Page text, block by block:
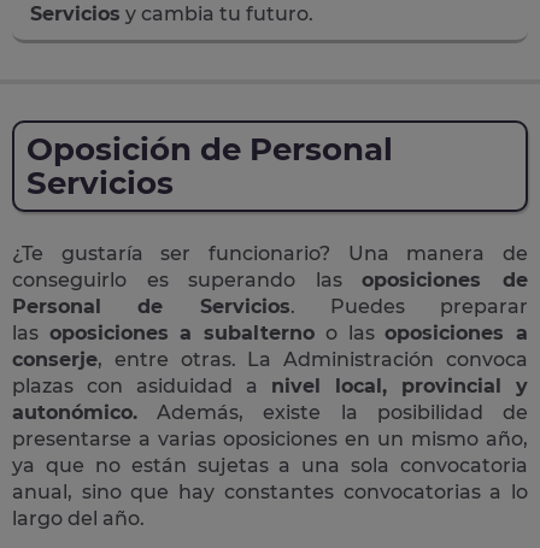
Servicios y cambia tu futuro.
Oposición de Personal
Servicios
¿Te gustaría ser funcionario? Una manera de
conseguirlo es superando lasoposiciones de
Personal de Servicios. Puedes preparar
las oposiciones a subalterno o lasoposiciones a
conserje, entre otras. La Administración convoca
plazas con asiduidad a nivel local, provincial y
autonómico. Además, existe la posibilidad de
presentarse a varias oposiciones en un mismo año,
ya que no están sujetas a una sola convocatoria
anual, sino que hay constantes convocatorias a lo
largo del año.